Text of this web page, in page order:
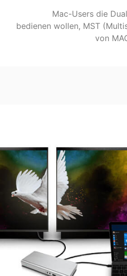
Mac-Users die
bedienen wollen, MST
von